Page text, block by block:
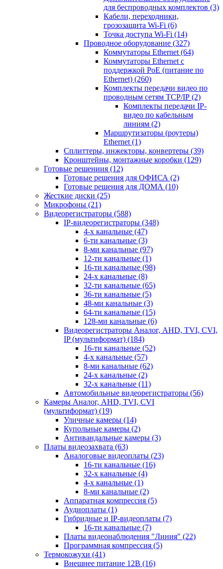
для беспроводных комплектов (3)
Кабели, переходники,
грозозащита Wi-Fi (6)
Точка доступа Wi-Fi (14)
Проводное оборудование (327)
Коммутаторы Ethernet (64)
Коммутаторы Ethernet с
поддержкой PoE (питание по
Ethernet) (260)
Комплекты передачи видео по
проводным сетям TCP/IP (2)
Комплекты передачи IP-
видео по кабельным
линиям (2)
Маршрутизаторы (роутеры)
Ethernet (1)
Сплиттеры, инжекторы, конвертеры (39)
Кронштейны, монтажные коробки (129)
Готовые решениия (12)
Готовые решения для ОФИСА (2)
Готовые решения для ДОМА (10)
Жесткие диски (25)
Микрофоны (21)
Видеорегистраторы (588)
IP-видеорегистраторы (348)
4-х канальные (47)
6-ти канальные (3)
8-ми канальные (97)
12-ти канальные (1)
16-ти канальные (98)
24-х канальные (8)
32-ти канальные (65)
36-ти канальные (5)
48-ми канальные (3)
64-ти канальные (15)
128-ми канальные (6)
Видеорегистраторы Аналог, AHD, TVI, CVI,
IP (мультиформат) (184)
16-ти канальные (52)
4-х канальные (57)
8-ми канальные (62)
24-х канальные (2)
32-х канальные (11)
Автомобильные видеорегистраторы (56)
Камеры Аналог, AHD, TVI, CVI
(мультиформат) (19)
Уличные камеры (14)
Купольные камеры (2)
Антивандальные камеры (3)
Платы видеозахвата (63)
Аналоговые видеоплаты (23)
16-ти канальные (16)
32-х канальные (4)
4-х канальные (1)
8-ми канальные (2)
Аппаратная компрессия (5)
Аудиоплаты (1)
Гибридные и IP-видеоплаты (7)
16-ти канальные (7)
Платы видеонаблюдения "Линия" (22)
Программная компрессия (5)
Термокожухи (41)
Внешнее питание 12В (16)